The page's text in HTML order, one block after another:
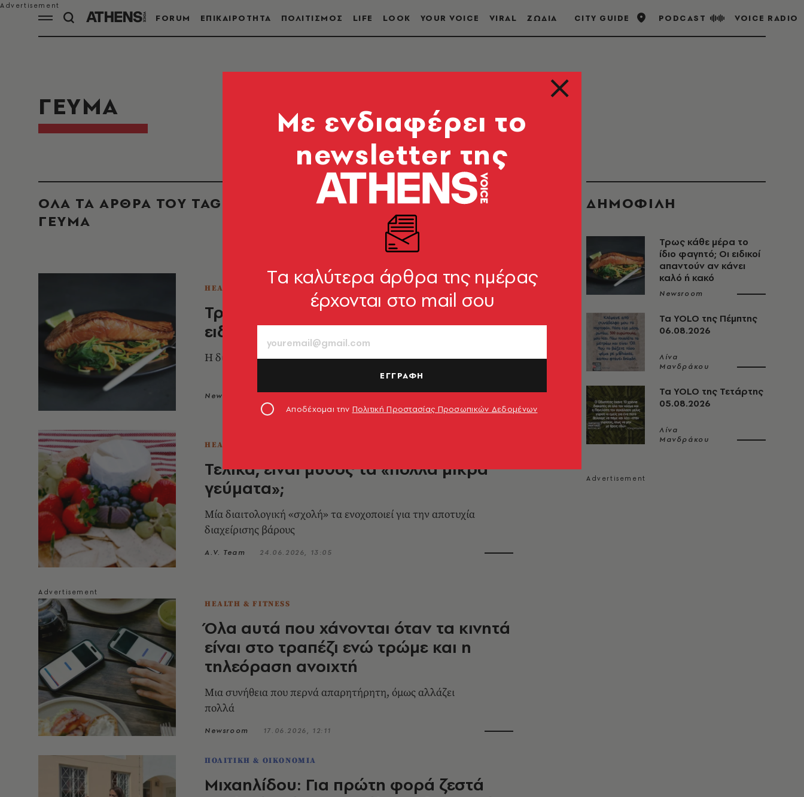
FORUM ΕΠΙΚΑΙΡΟΤΗΤΑ ΠΟΛΙΤΙΣΜΟΣ LIFE LOOK YOUR VOICE VIRAL ΖΩΔΙΑ CITY GUIDE PODCAST VOICE RADIO
ΓΕΥΜΑ
ΟΛΑ ΤΑ ΑΡΘΡΑ ΤΟΥ TAG
ΓΕΥΜΑ
HEALTH & FITNESS
Τρως κάθε μέρα τo ίδιο φαγητό; Οι
ειδικοί απαντούν αν κάνει καλό ή κακό
Η δίαιτα της... ρουτίνας
Newsroom
HEALTH & FITNESS
Τελικά, είναι μύθος τα «πολλά μικρά
γεύματα»;
Μία διαιτολογική «σχολή» τα ενοχοποιεί για την αποτυχία
διαχείρισης βάρους
A.V. Team 24.06.2026, 13:05
HEALTH & FITNESS
Όλα αυτά που χάνονται όταν τα κινητά
είναι στο τραπέζι ενώ τρώμε και η
τηλεόραση ανοιχτή
Μια συνήθεια που περνά απαρητήρητη, όμως αλλάζει
πολλά
Newsroom 17.06.2026, 12:11
ΠΟΛΙΤΙΚΗ & ΟΙΚΟΝΟΜΙΑ
Μιχαηλίδου: Για πρώτη φορά ζεστά
ΔΗΜΟΦΙΛΗ
Τρως κάθε μέρα τo
ίδιο φαγητό; Οι ειδικοί
απαντούν αν κάνει
καλό ή κακό
Newsroom
Τα YOLO της Πέμπτης
06.08.2026
Λίνα
Μανδράκου
Τα YOLO της Τετάρτης
05.08.2026
Λίνα
Μανδράκου
Mε ενδιαφέρει το
newsletter της
Tα καλύτερα άρθρα της ημέρας
έρχονται στο mail σου
ΕΓΓΡΑΦΗ
Αποδέχομαι την Πολιτική Προστασίας Προσωπικών Δεδομένων